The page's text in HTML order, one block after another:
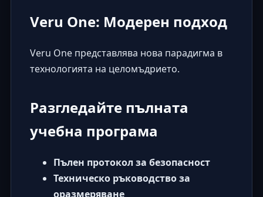
Veru One: Модерен подход
Veru Oneпредставлява нова парадигма в
технологията на целомъдрието.
Разгледайте пълната
учебна програма
Пълен протокол за безопасност
Техническо ръководство за
оразмеряване